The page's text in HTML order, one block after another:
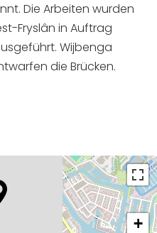
Die Arbeiten wurden
Fryslân in Auftrag
Wijbenga
die Brücken.
+